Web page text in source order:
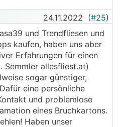
von sich aus
Frechheit siegt.
24.11.2022 (#25)
und Trendfliesen und
kaufen, haben uns aber
Erfahrungen für einen
Semmler allesfliest.at)
sogar günstiger,
eine persönliche
und problemlose
eines Bruchkartons.
Haben unser